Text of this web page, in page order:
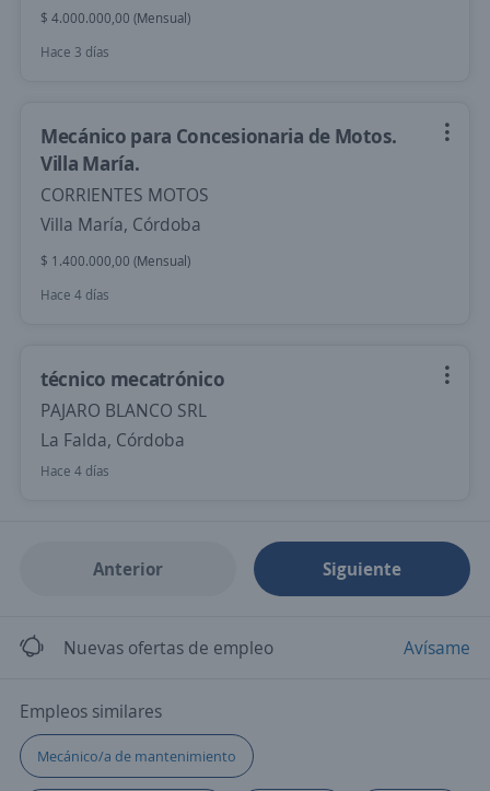
$ 4.000.000,00 (Mensual)
Hace 3 días
Mecánico para Concesionaria de Motos.
Villa María.
CORRIENTES MOTOS
Villa María, Córdoba
$ 1.400.000,00 (Mensual)
Hace 4 días
técnico mecatrónico
PAJARO BLANCO SRL
La Falda, Córdoba
Hace 4 días
Anterior Siguiente
Nuevas ofertas de empleo Avísame
Empleos similares
Mecánico/a de mantenimiento